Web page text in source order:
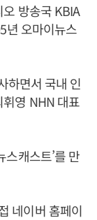
방송국 KBIA
년 오마이뉴스
하면서 국내 인
영 NHN 대표
스캐스트’를 만
네이버 홈페이